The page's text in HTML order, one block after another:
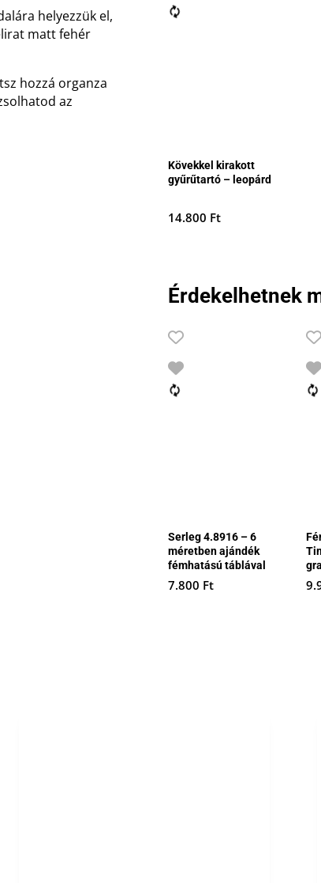
helyezzük el,
matt fehér
hozzá organza
az
Kövekkel kirakott
gyűrűtartó – leopárd
14.800 Ft
Érdekelhetnek
Serleg 4.8916 – 6
méretben ajándék
fémhatású táblával
7.800 Ft